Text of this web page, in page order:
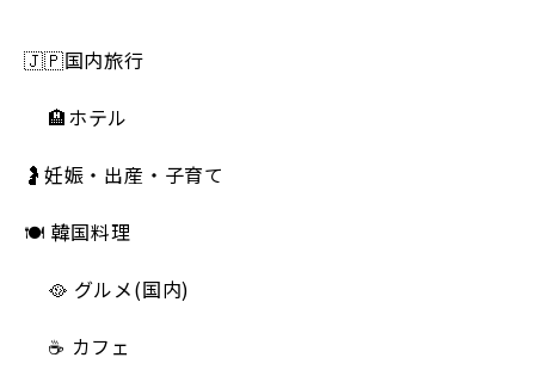
🇯🇵国内旅行
🏨ホテル
🤰妊娠・出産・子育て
🍽 韓国料理
🥘 グルメ(国内)
☕️ カフェ